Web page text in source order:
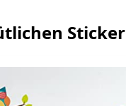
Sticker